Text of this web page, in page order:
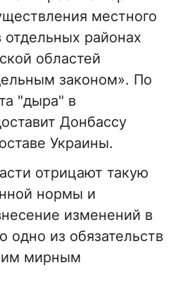
местного
районах
областей
законом». По
"дыра" в
Донбассу
Украины.
отрицают такую
нормы и
изменений в
одно из обязательств
мирным